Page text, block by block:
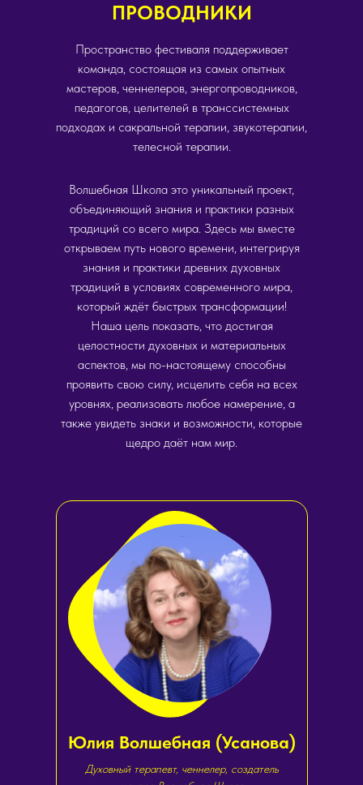
ПРОВОДНИКИ
Пространство фестиваля поддерживает
команда, состоящая из самых опытных
мастеров, ченнелеров, энергопроводников,
педагогов, целителей в транссистемных
подходах и сакральной терапии, звукотерапии,
телесной терапии.
Волшебная Школа это уникальный проект,
объединяющий знания и практики разных
традиций со всего мира. Здесь мы вместе
открываем путь нового времени, интегрируя
знания и практики древних духовных
традиций в условиях современного мира,
который ждёт быстрых трансформации!
Наша цель показать, что достигая
целостности духовных и материальных
аспектов, мы по-настоящему способны
проявить свою силу, исцелить себя на всех
уровнях, реализовать любое намерение, а
также увидеть знаки и возможности, которые
щедро даёт нам мир.
Духовный терапевт, ченнелер, создатель
Юлия Волшебная (Усанова)